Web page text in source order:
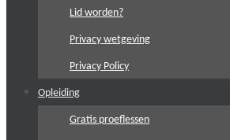
Lid worden?
Privacy wetgeving
Privacy Policy
Opleiding
Gratis proeflessen